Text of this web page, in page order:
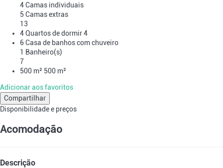
4 Camas individuais
5 Camas extras
13
4 Quartos de dormir4
6 Casa de banhos com chuveiro
1 Banheiro(s)
7
500 m² 500 m²
Adicionar aos favoritos
Compartilhar
Disponibilidade e preços
Acomodação
Descrição